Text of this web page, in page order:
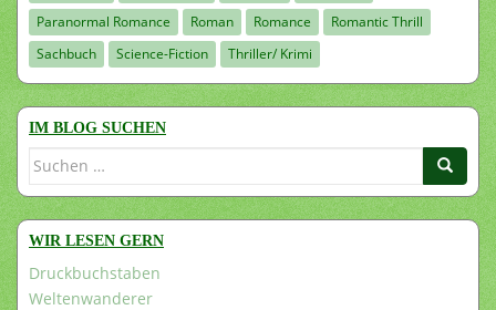
Paranormal Romance
Roman Romance
Romantic Thrill
Sachbuch
Science-Fiction Thriller/ Krimi
IM BLOG SUCHEN
Suchen
WIR LESEN GERN
Druckbuchstaben
Weltenwanderer